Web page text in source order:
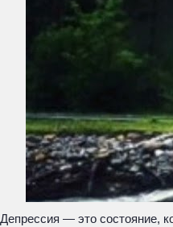
Депрессия — это состояние,